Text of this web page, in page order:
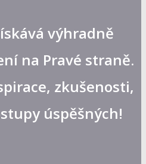
výhradně
na Pravé straně.
zkušenosti,
úspěšných!